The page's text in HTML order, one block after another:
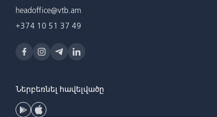
headoffice@vtb.am
+374 10 51 37 49
Ներբեռնել հավելվածը